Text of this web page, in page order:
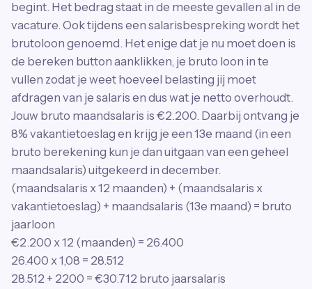
begint. Het bedrag staat in de meeste gevallen al in de
vacature. Ook tijdens een salarisbespreking wordt het
brutoloon genoemd. Het enige dat je nu moet doen is
de bereken button aanklikken, je bruto loon in te
vullen zodat je weet hoeveel belasting jij moet
afdragen van je salaris en dus wat je netto overhoudt.
Jouw bruto maandsalaris is €2.200. Daarbij ontvang je
8% vakantietoeslag en krijg je een 13e maand (in een
bruto berekening kun je dan uitgaan van een geheel
maandsalaris) uitgekeerd in december.
(maandsalaris x 12 maanden) + (maandsalaris x
vakantietoeslag) + maandsalaris (13e maand) = bruto
jaarloon
€2.200 x 12 (maanden) = 26.400
26.400 x 1,08 = 28.512
28.512 + 2200 = €30.712 bruto jaarsalaris